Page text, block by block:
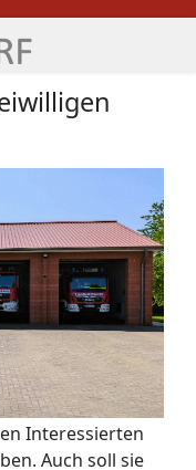
Interessierten
Auch soll sie